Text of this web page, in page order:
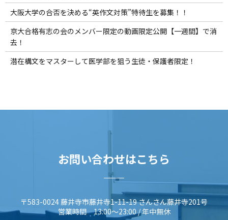
大阪大学の合否を決める“英作文対策”特待生を募集！！
京大合格有志の会のメンバー限定の動画限定公開【一週間】で消
去！
潜在構文をマスターして医学部を狙う生徒・保護者限定！
お問い合わせはこちら
〒583-0024 藤井寺市藤井寺1-11-19 さんさん藤井寺201号
営業時間 13:00～23:00 / 年中無休